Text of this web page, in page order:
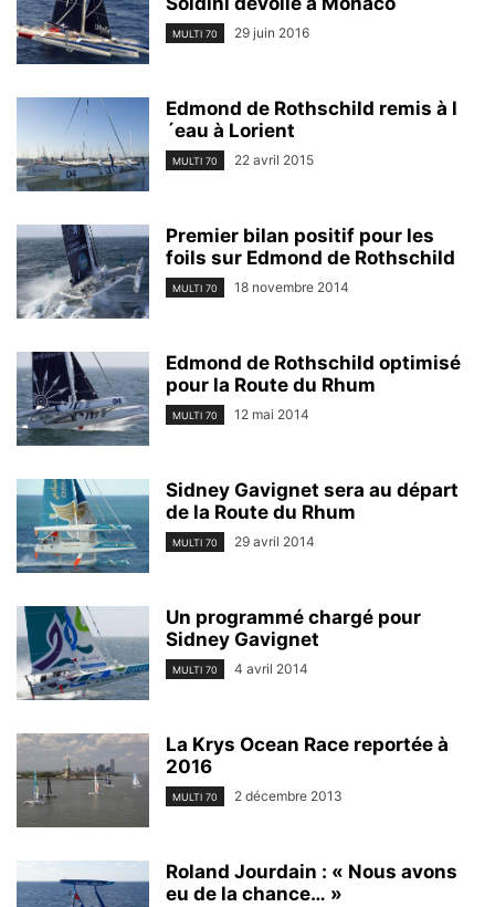
MULTI 70 29 juin 2016
Edmond de Rothschild remis à l
´eau à Lorient
MULTI 70 22 avril 2015
Premier bilan positif pour les
foils sur Edmond de Rothschild
MULTI 70 18 novembre 2014
Edmond de Rothschild optimisé
pour la Route du Rhum
MULTI 70 12 mai 2014
Sidney Gavignet sera au départ
de la Route du Rhum
MULTI 70 29 avril 2014
Un programmé chargé pour
Sidney Gavignet
MULTI 70 4 avril 2014
La Krys Ocean Race reportée à
2016
MULTI 70 2 décembre 2013
Roland Jourdain : « Nous avons
eu de la chance… »